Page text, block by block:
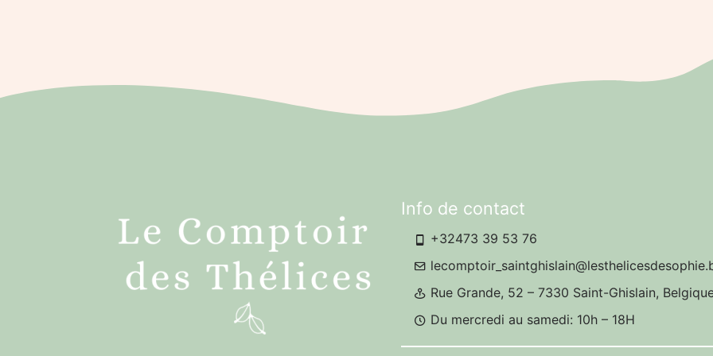
Info de contact
+32473 39 53 76
Rue Grande, 52 – 7330 Saint-Ghislain,
Du mercredi au samedi: 10h – 18H